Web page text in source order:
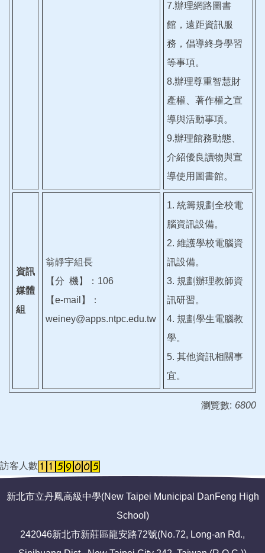
7.辦理網路圖書
館，遠距資訊服
務，倡導終身學習
等事項。
8.辦理尊重智慧財
產權、著作權之宣
導與活動事項。
9.辦理館務動態、
介紹優良讀物與宣
導使用圖書館。
資訊
媒體
組
翁靜宇組長
【分 機】：106
【e-mail】：
weiney@apps.ntpc.edu.tw
1. 統籌規劃全校電
腦資訊設備。
2. 維護學校電腦資
訊設備。
3. 規劃辦理教師資
訊研習。
4. 規劃學生電腦教
學。
5. 其他資訊相關事
宜。
瀏覽數: 6800
訪客人數
新北市立丹鳳高級中學(New Taipei Municipal DanFeng High
School)
242046新北市新莊區龍安路72號(No.72, Long-an Rd.,